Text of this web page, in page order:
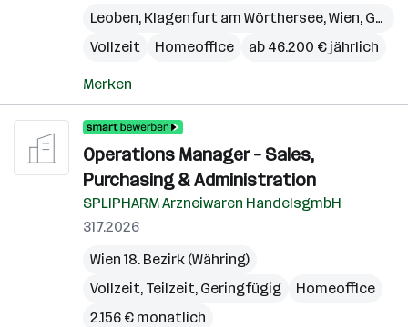
Leoben, Klagenfurt am Wörthersee,Wien, Graz
Vollzeit
Homeoffice ab 46.200 € jährlich
Merken
Operations Manager – Sales,
Purchasing & Administration
SPLIPHARM Arzneiwaren HandelsgmbH
31.7.2026
Wien 18. Bezirk (Währing)
Vollzeit, Teilzeit, Geringfügig
Homeoffice
2.156 € monatlich